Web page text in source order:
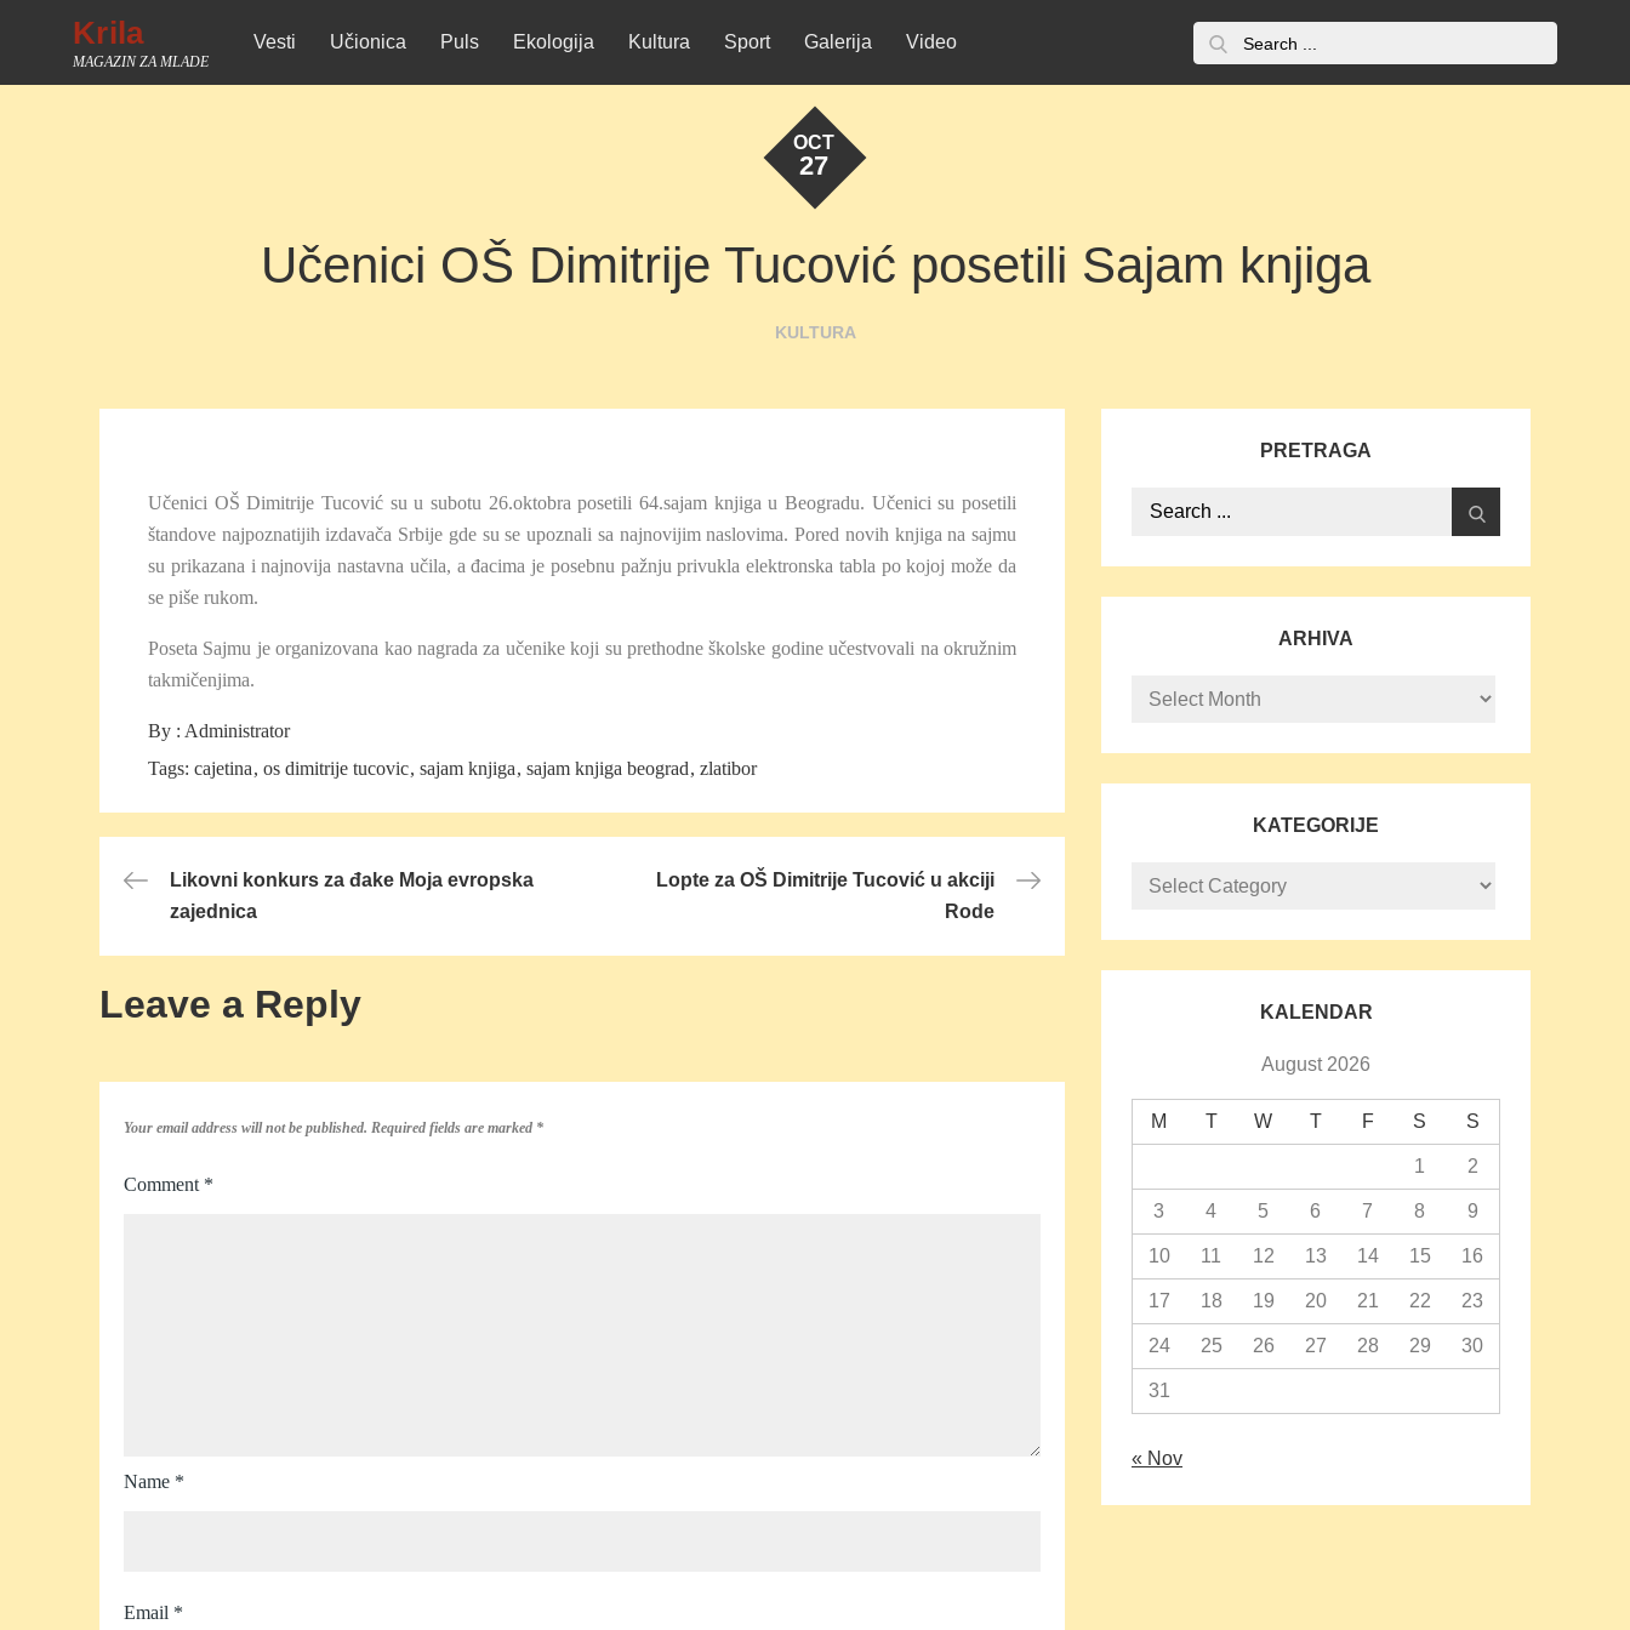
Krila
MAGAZIN ZA MLADE
Vesti Učionica Puls Ekologija Kultura Sport Galerija Video
nama
Search
for:
OCT
27
Učenici OŠ Dimitrije Tucović posetili Sajam knjiga
KULTURA
Učenici OŠ Dimitrije Tucović su u subotu 26.oktobra posetili 64.sajam knjiga u Beogradu. Učenici su posetili
štandove najpoznatijih izdavača Srbije gde su se upoznali sa najnovijim naslovima. Pored novih knjiga na sajmu
su prikazana i najnovija nastavna učila, a đacima je posebnu pažnju privukla elektronska tabla po kojoj može da
se piše rukom.
Poseta Sajmu je organizovana kao nagrada za učenike koji su prethodne školske godine učestvovali na okružnim
takmičenjima.
By : Administrator
Tags: cajetina os dimitrije tucovic sajam knjiga sajam knjiga beograd zlatibor
Post
navigation
Likovni konkurs za đake Moja evropska
zajednica
Lopte za OŠ Dimitrije Tucović u akciji
Rode
Leave a Reply
Your email address will not be published. Required fields are marked *
Comment *
Name *
Email *
PRETRAGA
Search
ARHIVA
Arhiva
KATEGORIJE
Kategorije
KALENDAR
August 2026
M T W T F S S
1 2
3 4 5 6 7 8 9
10 11 12 13 14 15 16
17 18 19 20 21 22 23
24 25 26 27 28 29 30
31
« Nov